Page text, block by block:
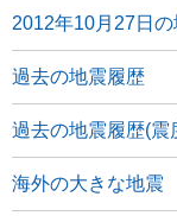
2012年10月27日の
過去の地震履歴
過去の地震履歴(震
海外の大きな地震